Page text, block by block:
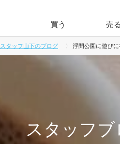
買う 売る
スタッフ山下のブログ 浮間公園に遊び
スタッフ